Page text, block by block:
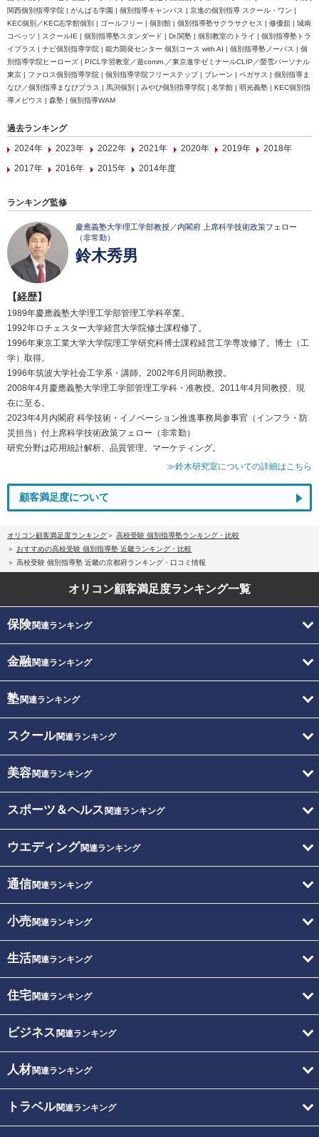
関西個別指導学院 | がんばる学園 | 個別指導キャンパス | 京進の個別指導 スクール・ワン |
KEC個別／KEC志学館個別 | ゴールフリー | 個別館 | 個別指導塾サクラサクセス | 修優舘 | 城南
コベッツ | スクールIE | 個別指導塾スタンダード | Dr.関塾 | 個別教室のトライ | 個別指導塾トラ
イプラス | ナビ個別指導学院 | 能力開発センター 個別コース with AI | 個別指導塾ノーバス | 個
別指導学院ヒーローズ | PICL学習教室／遊comm.／東京進学ゼミナールCLIP／螢雪パーソナル
東京 | ファロス個別指導学院 | 個別指導学院フリーステップ | ブレーン | ペガサス | 個別指導ま
なび／個別指導まなびプラス | 馬渕個別 | みやび個別指導学院 | 名学館 | 明光義塾 | KEC個別指
導メビウス | 森塾 | 個別指導WAM
過去ランキング
2024年
2023年 2022年 2021年 2020年 2019年
2018年
2017年
2016年 2015年 2014年度
ランキング監修
慶應義塾大学理工学部教授／内閣府 上席科学技術政策フェロー
（非常勤）
鈴木秀男
【経歴】
1989年慶應義塾大学理工学部管理工学科卒業。
1992年ロチェスター大学経営大学院修士課程修了。
1996年東京工業大学大学院理工学研究科博士課程経営工学専攻修了。博士（工
学）取得。
1996年筑波大学社会工学系・講師。2002年6月同助教授。
2008年4月慶應義塾大学理工学部管理工学科・准教授。2011年4月同教授、現
在に至る。
2023年4月内閣府 科学技術・イノベーション推進事務局参事官（インフラ・防
災担当）付上席科学技術政策フェロー（非常勤）
研究分野は応用統計解析、品質管理、マーケティング。
≫鈴木研究室についての詳細はこちら
顧客満足度について
オリコン顧客満足度ランキング
高校受験 個別指導塾ランキング・比較
おすすめの高校受験 個別指導塾 近畿ランキング・比較
高校受験 個別指導塾 近畿の京都府ランキング・口コミ情報
オリコン顧客満足度ランキング一覧
保険関連ランキング
金融関連ランキング
塾関連ランキング
スクール関連ランキング
美容関連ランキング
スポーツ＆ヘルス 関連ランキング
ウエディング関連ランキング
通信関連ランキング
小売関連ランキング
生活関連ランキング
住宅関連ランキング
ビジネス 関連ランキング
人材関連ランキング
トラベル関連ランキング